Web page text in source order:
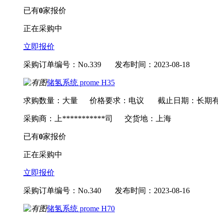
已有0家报价
正在采购中
立即报价
采购订单编号：No.339 发布时间：2023-08-18
储氢系统 prome H35
求购数量：大量 价格要求：电议 截止日期：长期
采购商：上***********司 交货地：上海
已有0家报价
正在采购中
立即报价
采购订单编号：No.340 发布时间：2023-08-16
储氢系统 prome H70